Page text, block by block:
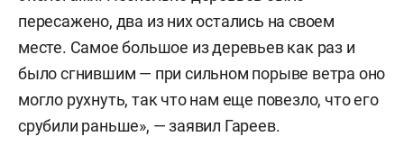
пересажено, два из них остались на своем
месте. Самое большое из деревьев как раз и
было сгнившим — при сильном порыве ветра оно
могло рухнуть, так что нам еще повезло, что его
срубили раньше», — заявил Гареев.